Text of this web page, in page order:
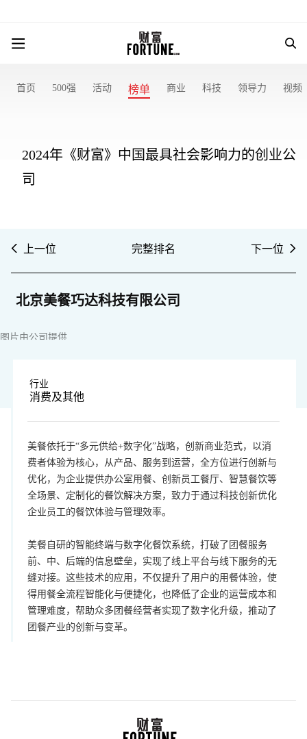
首页 500强 活动 榜单 商业 科技 领导力 视频
2024年《财富》中国最具社会影响力的创业公
司
上一位 完整排名 下一位
北京美餐巧达科技有限公司
图片由公司提供
行业
消费及其他
美餐依托于“多元供给+数字化”战略，创新商业范式，以消
费者体验为核心，从产品、服务到运营，全方位进行创新与
优化，为企业提供办公室用餐、创新员工餐厅、智慧餐饮等
全场景、定制化的餐饮解决方案，致力于通过科技创新优化
企业员工的餐饮体验与管理效率。
美餐自研的智能终端与数字化餐饮系统，打破了团餐服务
前、中、后端的信息壁垒，实现了线上平台与线下服务的无
缝对接。这些技术的应用，不仅提升了用户的用餐体验，使
得用餐全流程智能化与便捷化，也降低了企业的运营成本和
管理难度，帮助众多团餐经营者实现了数字化升级，推动了
团餐产业的创新与变革。